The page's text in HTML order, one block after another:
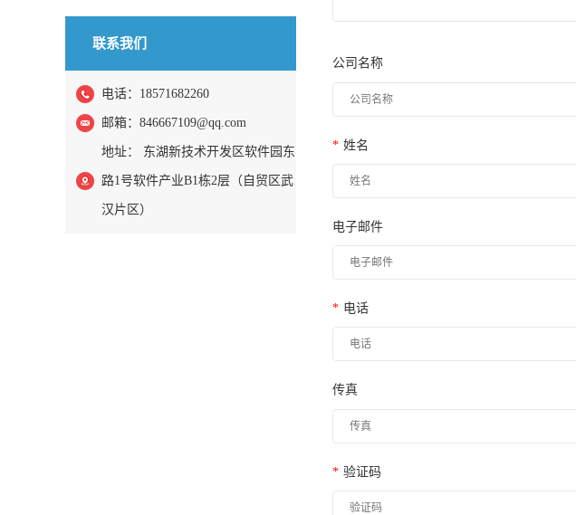
联系我们
电话：18571682260
邮箱： 846667109@qq.com
地址： 东湖新技术开发区软件园东
路1号软件产业B1栋2层（自贸区武
汉片区）
公司名称
* 姓名
电子邮件
* 电话
传真
* 验证码